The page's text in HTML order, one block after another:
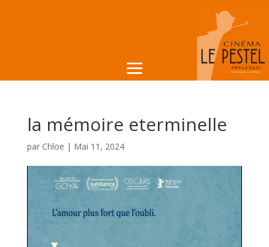
la mémoire eterminelle
par Chloe | Mai 11, 2024